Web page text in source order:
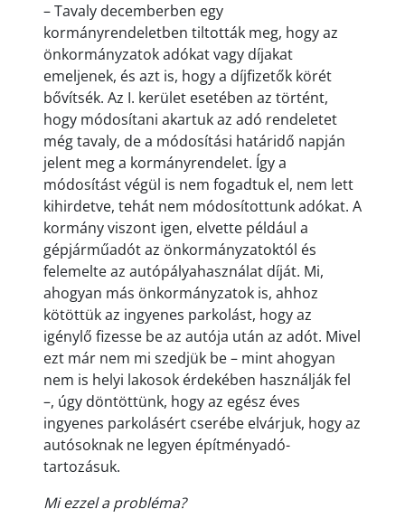
– Tavaly decemberben egy
kormányrendeletben tiltották meg, hogy az
önkormányzatok adókat vagy díjakat
emeljenek, és azt is, hogy a díjfizetők körét
bővítsék. Az I. kerület esetében az történt,
hogy módosítani akartuk az adó rendeletet
még tavaly, de a módosítási határidő napján
jelent meg a kormányrendelet. Így a
módosítást végül is nem fogadtuk el, nem lett
kihirdetve, tehát nem módosítottunk adókat. A
kormány viszont igen, elvette például a
gépjárműadót az önkormányzatoktól és
felemelte az autópályahasználat díját. Mi,
ahogyan más önkormányzatok is, ahhoz
kötöttük az ingyenes parkolást, hogy az
igénylő fizesse be az autója után az adót. Mivel
ezt már nem mi szedjük be – mint ahogyan
nem is helyi lakosok érdekében használják fel
–, úgy döntöttünk, hogy az egész éves
ingyenes parkolásért cserébe elvárjuk, hogy az
autósoknak ne legyen építményadó-
tartozásuk.
Mi ezzel a probléma?